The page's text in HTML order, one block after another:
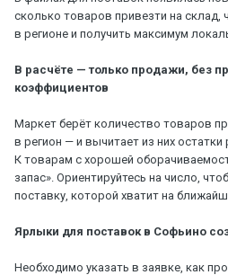
сколько товаров привезти на
в регионе и получить максимум
В расчёте — только продажи, без
коэффициентов
Маркет берёт количество товаров
в регион — и вычитает из них остатки
К товарам с хорошей
запас». Ориентируйтесь на число,
поставку, которой хватит на
Ярлыки для поставок в Софьино
Необходимо указать в заявке, как